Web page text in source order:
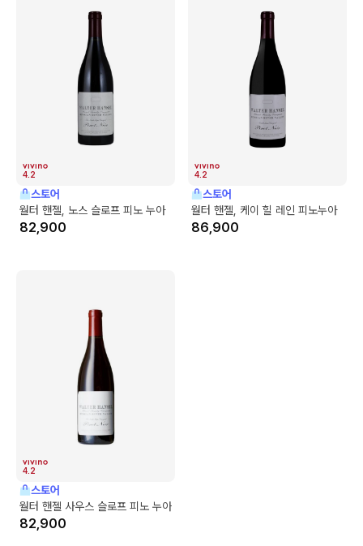
4.2
스토어
월터 핸젤, 노스 슬로프 피노 누아
82,900
4.2
스토어
월터 핸젤, 케이 힐 레인 피노누아
86,900
4.2
스토어
월터 핸젤 사우스 슬로프 피노 누아
82,900